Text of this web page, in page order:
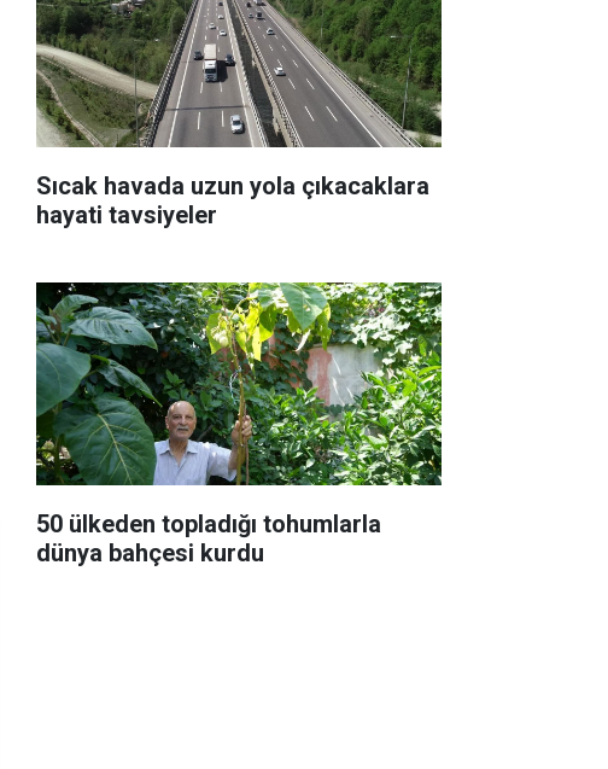
Sıcak havada uzun yola çıkacaklara
hayati tavsiyeler
50 ülkeden topladığı tohumlarla
dünya bahçesi kurdu